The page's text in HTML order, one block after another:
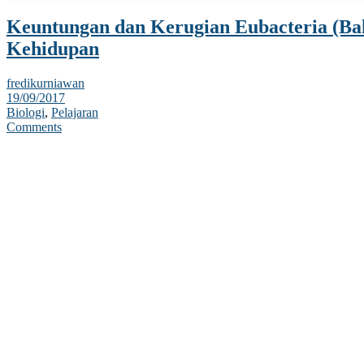
Keuntungan dan Kerugian Eubacteria
Kehidupan
fredikurniawan
19/09/2017
Biologi, Pelajaran
Comments